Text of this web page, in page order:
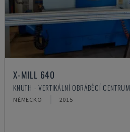
X-MILL 640
KNUTH - VERTIKÁLNÍ OBRÁBĚCÍ CENTRUM
NĚMECKO 2015